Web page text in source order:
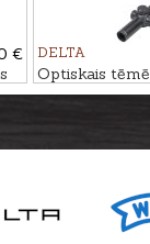
€
DELTA
Optiskais
HORNET 1-